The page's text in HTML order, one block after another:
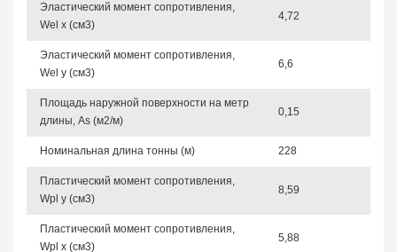
Эластический момент сопротивления,
Wel x (см3)
4,72
Эластический момент сопротивления,
Wel y (см3)
6,6
Площадь наружной поверхности на метр
длины, As (м2/м)
0,15
Номинальная длина тонны (м) 228
Пластический момент сопротивления,
Wpl y (см3)
8,59
Пластический момент сопротивления,
Wpl x (см3)
5,88